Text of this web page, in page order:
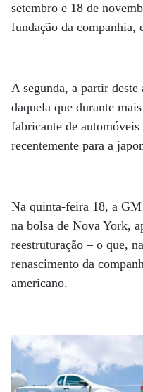
setembro e 18 de
fundação da companhia,
A segunda, a partir
daquela que durante
fabricante de
recentemente para a
Na quinta-feira 18, a
na bolsa de Nova York,
reestruturação – o que,
renascimento da
americano.